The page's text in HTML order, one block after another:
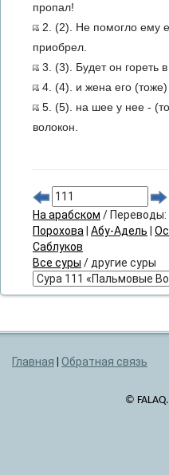
пропал!
2. (2). Не помогло ему
приобрел.
3. (3). Будет он гореть
4. (4). и жена его
5. (5). на шее у нее -
волокон.
На арабском / Переводы:
Порохова
Абу-Адель
Саблуков
Все суры / другие суры
Главная Обратная связь
©